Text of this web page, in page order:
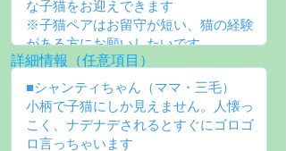
詳細情報（任意項目）